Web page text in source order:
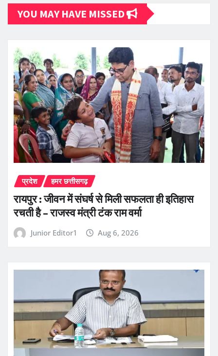
YOU MAY HAVE MISSED
प्रदेश हमर छत्तीसगढ़
रायपुर : जीवन में संघर्ष से मिली सफलता ही इतिहास
रचती है – राजस्व मंत्री टंक राम वर्मा
Junior Editor1 Aug 6, 2026